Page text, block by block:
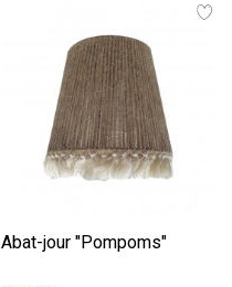
Abat-jour "Pompoms"